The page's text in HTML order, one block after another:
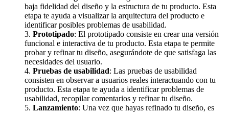
Radio,
Creatividad,
RRPP,
Comerciales,
Periodismo,
Revistas,
baja fidelidad del diseño y la estructura de tu producto. Esta
etapa te ayuda a visualizar la arquitectura del producto e
identificar posibles problemas de usabilidad.
3. Prototipado: El prototipado consiste en crear una versión
funcional e interactiva de tu producto. Esta etapa te permite
probar y refinar tu diseño, asegurándote de que satisfaga las
necesidades del usuario.
4. Pruebas de usabilidad: Las pruebas de usabilidad
consisten en observar a usuarios reales interactuando con tu
producto. Esta etapa te ayuda a identificar problemas de
usabilidad, recopilar comentarios y refinar tu diseño.
5. Lanzamiento: Una vez que hayas refinado tu diseño, es